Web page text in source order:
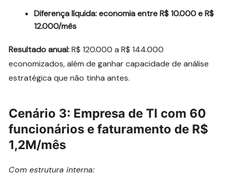
Diferença líquida: economia entre R$ 10.000 e R$
12.000/mês
Resultado anual:R$ 120.000 a R$ 144.000
economizados, além de ganhar capacidade de análise
estratégica que não tinha antes.
Cenário 3: Empresa de TI com 60
funcionários e faturamento de R$
1,2M/mês
Com estrutura interna: